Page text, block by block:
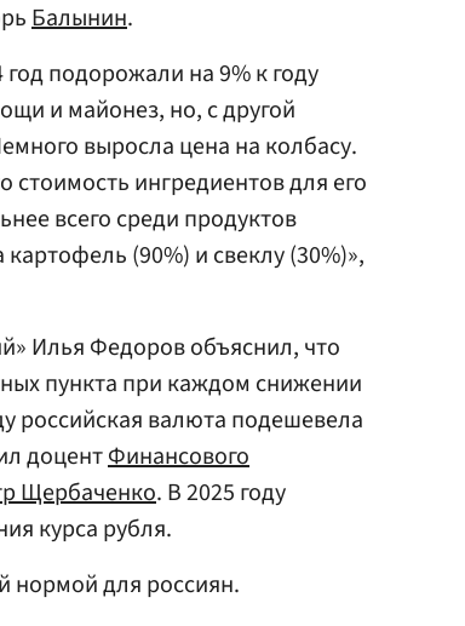
Балынин.
подорожали на 9% к году
и майонез, но, с другой
выросла цена на колбасу.
ингредиентов для его
всего среди продуктов
(90%) и свеклу (30%)»,
Илья Федоров объяснил, что
пункта при каждом снижении
российская валюта подешевела
доцентФинансового
Щербаченко. В 2025 году
курса рубля.
нормой для россиян.